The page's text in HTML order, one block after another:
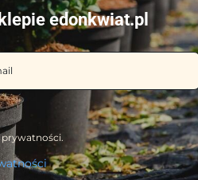
do uprawy truskawek i malin 2L, 12 x
dostawa:5 sierpnia
edonkwiat.pl